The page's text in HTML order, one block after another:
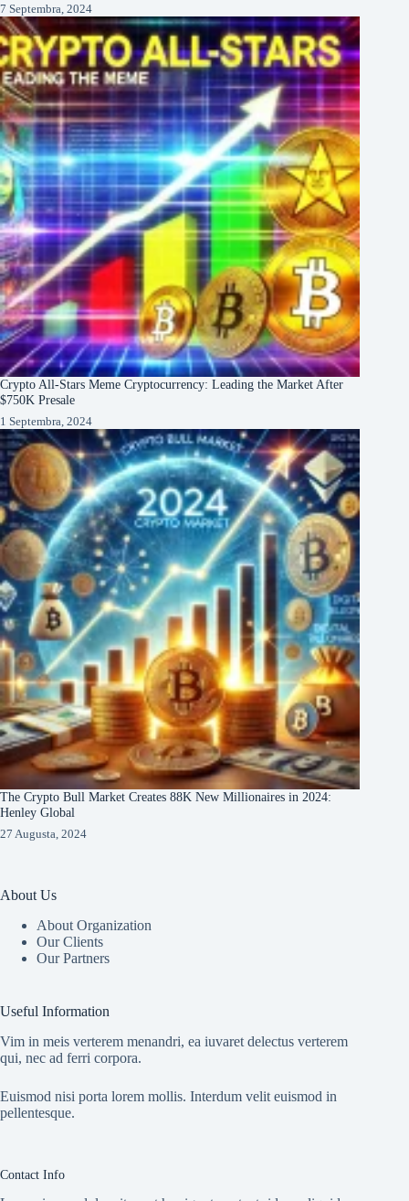
7 Septembra, 2024
Crypto All-Stars Meme Cryptocurrency: Leading the Market After
$750K Presale
1 Septembra, 2024
The Crypto Bull Market Creates 88K New Millionaires in 2024:
Henley Global
27 Augusta, 2024
About Us
About Organization
Our Clients
Our Partners
Useful Information
Vim in meis verterem menandri, ea iuvaret delectus verterem
qui, nec ad ferri corpora.
Euismod nisi porta lorem mollis. Interdum velit euismod in
pellentesque.
Contact Info